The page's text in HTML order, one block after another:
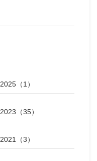
2025（1）
2023（35）
2021（3）